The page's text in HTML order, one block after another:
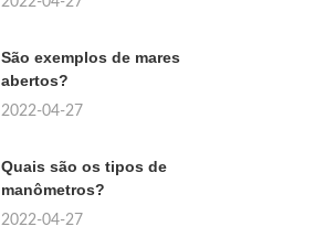
São exemplos de mares
abertos?
2022-04-27
Quais são os tipos de
manômetros?
2022-04-27